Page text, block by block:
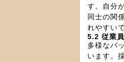
す。自分
同士の関
れやすい
5.2 従業
多様なバ
います。